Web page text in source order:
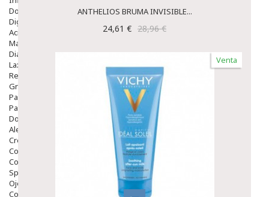
Dolor Muscular / Articular
Digestivo
Acidez, Gases Y Ardores
Mala Digestion
Diarrea / Estreñimiento / Vómitos
Laxantes
Resfriados
Gripe Y Resfriados
Para La Tos
Para Descongestionar La Nariz
Dolor De Garganta
Alergias Y Picaduras
Cremas
Comprimidos
Colirios
Sprays
Ojos Y Oidos
Congestión
ANTHELIOS BRUMA INVISIBLE...
24,61 € 28,96 €
Venta